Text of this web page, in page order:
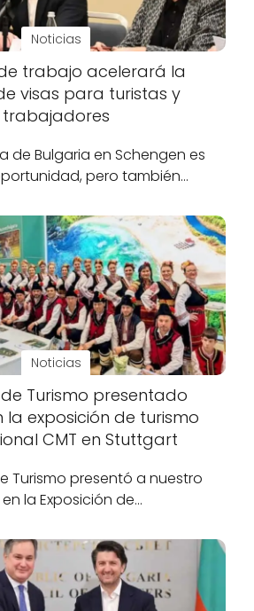
Noticias
trabajo acelerará la
visas para turistas y
trabajadores
de Bulgaria en Schengen es
pero también…
Noticias
de Turismo presentado
la exposición de turismo
CMT en Stuttgart
Turismo presentó a nuestro
la Exposición de…